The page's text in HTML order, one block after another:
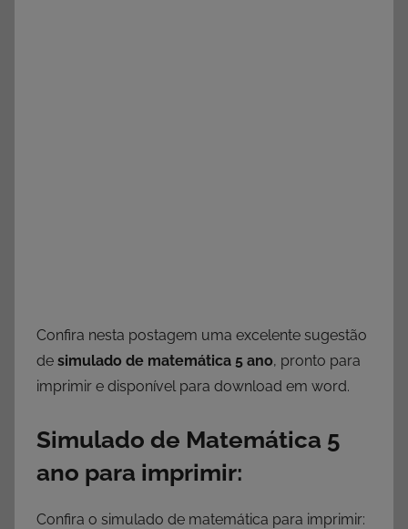
Confira nesta postagem uma excelente sugestão
de simulado de matemática 5 ano, pronto para
imprimir e disponível para download em word.
Simulado de Matemática 5
ano para imprimir:
Confira o simulado de matemática para imprimir: